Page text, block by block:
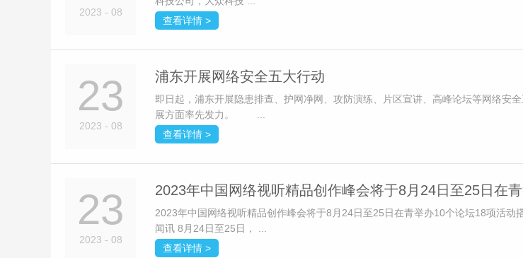
2023 - 08
查看详情 >
23
2023 - 08
浦东开展网络安全五大行动
即日起，浦东开展隐患排查、护网净网、攻防演练、片区宣讲、高峰论坛等网络安
展方面率先发力。 ...
查看详情 >
23
2023 - 08
2023年中国网络视听精品创作峰会将于8月24日至25日在
2023年中国网络视听精品创作峰会将于8月24日至25日在青举办10个论坛18项活动
闻讯 8月24日至25日， ...
查看详情 >